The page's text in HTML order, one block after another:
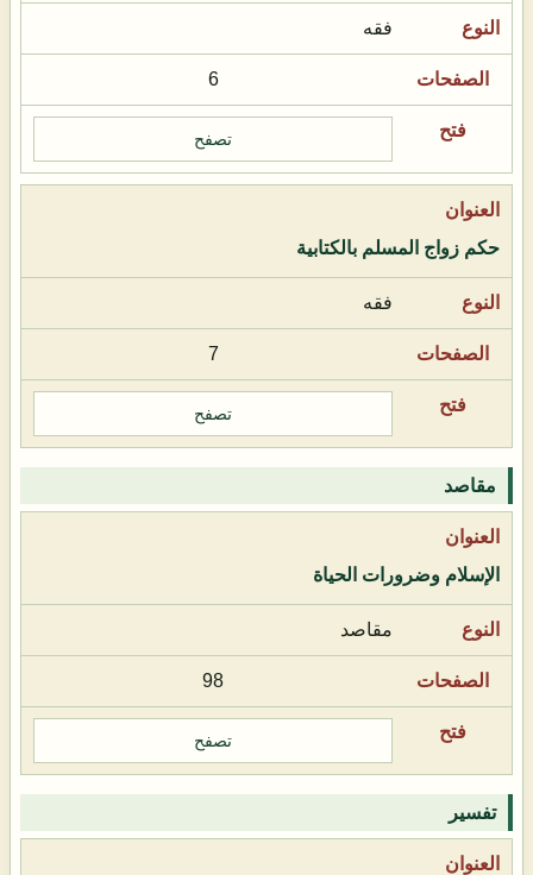
فقه
6
تصفح
حكم زواج المسلم بالكتابية
فقه
7
تصفح
مقاصد
الإسلام وضرورات الحياة
مقاصد
98
تصفح
تفسير